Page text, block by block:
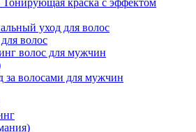
Тонирующая краска с эффектом
уход для волос
волос
волос для мужчин
за волосами для мужчин